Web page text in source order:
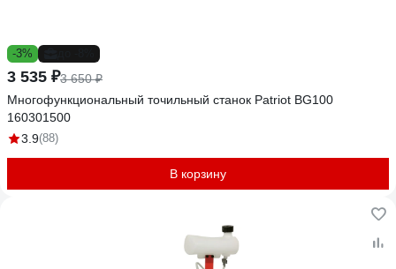
-3%
3 535 ₽3 650 ₽
Многофункциональный точильный станок Patriot BG100
160301500
3.9(88)
В корзину